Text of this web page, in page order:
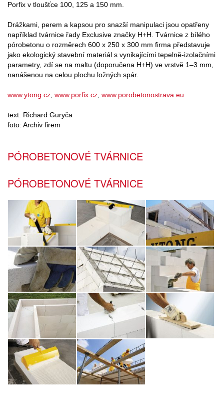
Porfix v tloušťce 100, 125 a 150 mm.
Drážkami, perem a kapsou pro snazší manipulaci jsou opatřeny
například tvárnice řady Exclusive značky H+H. Tvárnice z bílého
pórobetonu o rozměrech 600 x 250 x 300 mm firma představuje
jako ekologický stavební materiál s vynikajícími tepelně-izolačními
parametry, zdí se na maltu (doporučena H+H) ve vrstvě 1–3 mm,
nanášenou na celou plochu ložných spár.
www.ytong.cz, www.porfix.cz, www.porobetonostrava.eu
text: Richard Guryča
foto: Archiv firem
PÓROBETONOVÉ TVÁRNICE
PÓROBETONOVÉ TVÁRNICE